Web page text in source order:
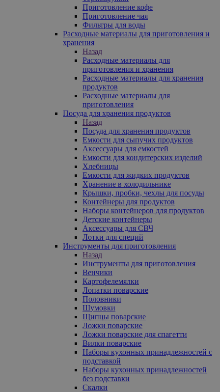
Приготовление кофе
Приготовление чая
Фильтры для воды
Расходные материалы для приготовления и
хранения
Назад
Расходные материалы для
приготовления и хранения
Расходные материалы для хранения
продуктов
Расходные материалы для
приготовления
Посуда для хранения продуктов
Назад
Посуда для хранения продуктов
Емкости для сыпучих продуктов
Аксессуары для емкостей
Емкости для кондитерских изделий
Хлебницы
Емкости для жидких продуктов
Хранение в холодильнике
Крышки, пробки, чехлы для посуды
Контейнеры для продуктов
Наборы контейнеров для продуктов
Детские контейнеры
Аксессуары для СВЧ
Лотки для специй
Инструменты для приготовления
Назад
Инструменты для приготовления
Венчики
Картофелемялки
Лопатки поварские
Половники
Шумовки
Щипцы поварские
Ложки поварские
Ложки поварские для спагетти
Вилки поварские
Наборы кухонных принадлежностей с
подставкой
Наборы кухонных принадлежностей
без подставки
Скалки